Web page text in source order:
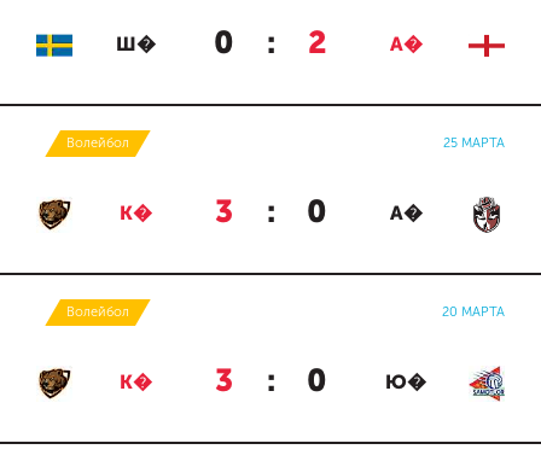
Ш� 0 : 2 А�
Волейбол 25 МАРТА
К� 3 : 0 А�
Волейбол 20 МАРТА
К� 3 : 0 Ю�